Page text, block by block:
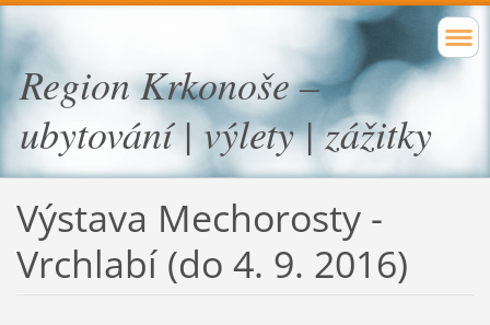
Region Krkonoše –
ubytování | výlety | zážitky
Výstava Mechorosty -
Vrchlabí (do 4. 9. 2016)